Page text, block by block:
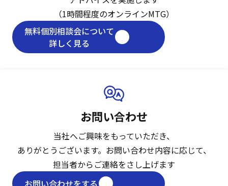
（1時間程度のオンラインMTG）
無料個別相談会について
詳しく見る
お問い合わせ
当社へご興味をもっていただき、
ありがとうございます。 お問い合わせ内容に応じて、
担当者からご連絡をさし上げます
お問い合わせをする